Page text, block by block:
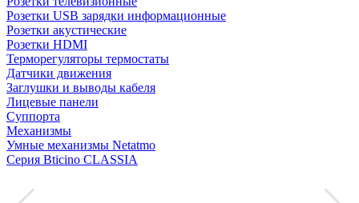
Розетки USB зарядки информационные
Розетки акустические
Розетки HDMI
Терморегуляторы термостаты
Датчики движения
Заглушки и выводы кабеля
Лицевые панели
Суппорта
Механизмы
Умные механизмы Netatmo
Серия Bticino CLASSIA